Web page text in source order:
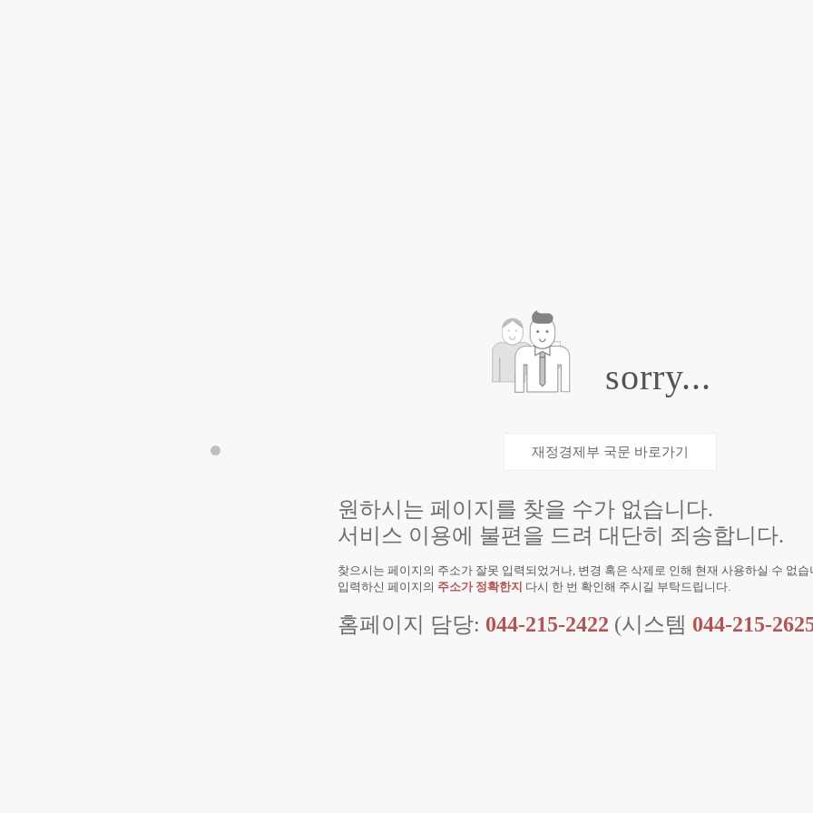
sorry...
재정경제부 국문 바로가기
원하시는 페이지를 찾을 수가 없습니다.
서비스 이용에 불편을 드려 대단히 죄송합니다.
찾으시는 페이지의 주소가 잘못 입력되었거나, 변경 혹은 삭제로 인해 현재 사용하실 수 없습
입력하신 페이지의 주소가 정확한지 다시 한 번 확인해 주시길 부탁드립니다.
홈페이지 담당: 044-215-2422 (시스템 044-215-